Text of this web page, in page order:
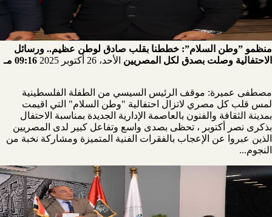
منظمو ”وطن السلام”: خططنا بقلب صادق لوطن عظيم.. ورسائل
الاحتفالية وصلت بصدق لكل المصريين الأحد، 26 أكتوبر 2025 09:16 مـ
مصطفى عميرة: موقف الرئيس السيسي من الطفلة الفلسطينية
لمس قلب كل مصري لاتزال احتفالية "وطن السلام" التي اقيمت
بمدينة الثقافة والفنون بالعاصمة الإدارية الجديدة بمناسبة الاحتفال
بذكرى نصر أكتوبر ، تحظى بصدى واسع وتفاعل كبير لدى المصريين
الذين عبروا عن الإعجاب بالفقرات الفنية المتميزة ومشاركة نخبة من
النجوم...